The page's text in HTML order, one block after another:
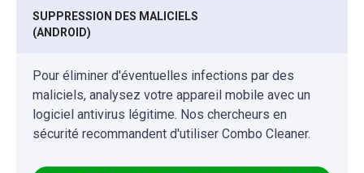
SUPPRESSION DES MALICIELS
(ANDROID)
Pour éliminer d'éventuelles infections par des
maliciels, analysez votre appareil mobile avec un
logiciel antivirus légitime. Nos chercheurs en
sécurité recommandent d'utiliser Combo Cleaner.